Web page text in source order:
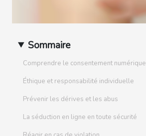
Sommaire
Comprendre le consentement numérique
Éthique et responsabilité individuelle
Prévenir les dérives et les abus
La séduction en ligne en toute sécurité